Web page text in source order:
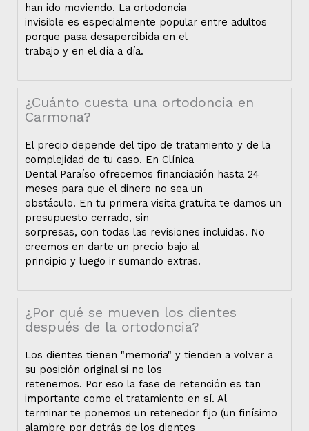
han ido moviendo. La ortodoncia
invisible es especialmente popular entre adultos
porque pasa desapercibida en el
trabajo y en el día a día.
¿Cuánto cuesta una ortodoncia en
Carmona?
El precio depende del tipo de tratamiento y de la
complejidad de tu caso. En Clínica
Dental Paraíso ofrecemos financiación hasta 24
meses para que el dinero no sea un
obstáculo. En tu primera visita gratuita te damos un
presupuesto cerrado, sin
sorpresas, con todas las revisiones incluidas. No
creemos en darte un precio bajo al
principio y luego ir sumando extras.
¿Por qué se mueven los dientes
después de la ortodoncia?
Los dientes tienen "memoria" y tienden a volver a
su posición original si no los
retenemos. Por eso la fase de retención es tan
importante como el tratamiento en sí. Al
terminar te ponemos un retenedor fijo (un finísimo
alambre por detrás de los dientes